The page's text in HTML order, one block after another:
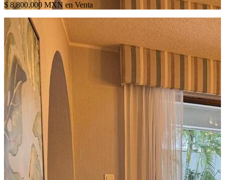
$ 8,800,000 MXN en Venta